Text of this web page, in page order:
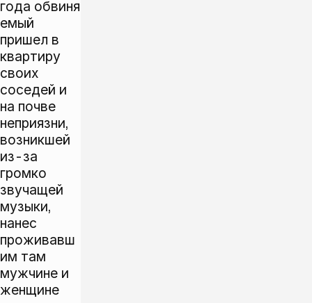
года обвиня
емый
пришел в
квартиру
своих
соседей и
на почве
неприязни,
возникшей
из-за
громко
звучащей
музыки,
нанес
проживавш
им там
мужчине и
женщине